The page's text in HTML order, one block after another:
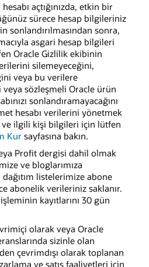
açtığınızda, etkin bir
sürece hesap bilgileriniz
sonlandırılmasından sonra,
asgari hesap bilgileri
Oracle Gizlilik ekibinin
silemeyeceğini,
veya bu verilere
sözleşmeli Oracle ürün
sonlandıramayacağını
hesabı verilerini yönetmek
ve ilgili kişi bilgileri için lütfen
Kur sayfasına bakın.
Profit dergisi dahil olmak
ve bloglarımıza
dağıtım listelerimize abone
abonelik verileriniz saklanır.
kayıtlarını 30 gün
olarak veya Oracle
sizinle olan
çevrimdışı olarak toplanan
ve satış faaliyetleri için